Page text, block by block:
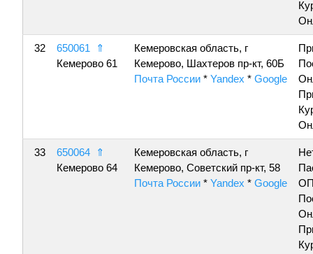
32 650061
⇑
Кемерово 61
Кемеровская область, г
Кемерово, Шахтеров пр-кт, 60Б
Почта России * Yandex * Google
33 650064
⇑
Кемерово 64
Кемеровская область, г
Кемерово, Советский пр-кт, 58
Почта России * Yandex * Google